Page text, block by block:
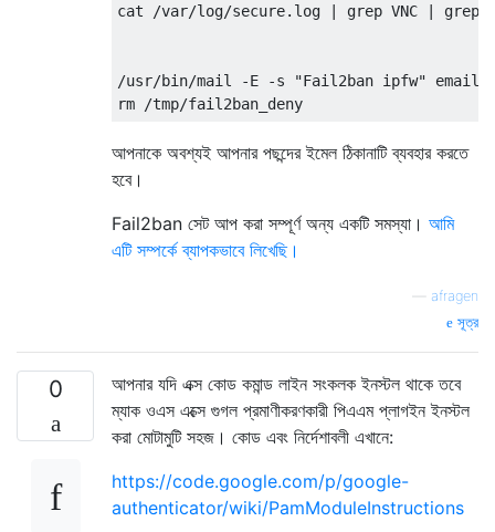
cat
/var/log/secure. log | grep VNC | grep
/usr/bin/mail -E -s "Fail2ban ipfw"
rm
/tmp/fail2ban_deny
আপনাকে অবশ্যই আপনার পছন্দের ইমেল ঠিকানাটি ব্যবহার করতে
হবে।
Fail2ban সেট আপ করা সম্পূর্ণ অন্য একটি সমস্যা। আমি
এটি সম্পর্কে ব্যাপকভাবে লিখেছি।
afragen
সূত্র
0
আপনার যদি এক্স কোড কমান্ড লাইন সংকলক ইনস্টল থাকে তবে
ম্যাক ওএস এক্সে গুগল প্রমাণীকরণকারী পিএএম প্লাগইন ইনস্টল
করা মোটামুটি সহজ। কোড এবং নির্দেশাবলী এখানে:
https://code.google.com/p/google-
authenticator/wiki/PamModuleInstructions